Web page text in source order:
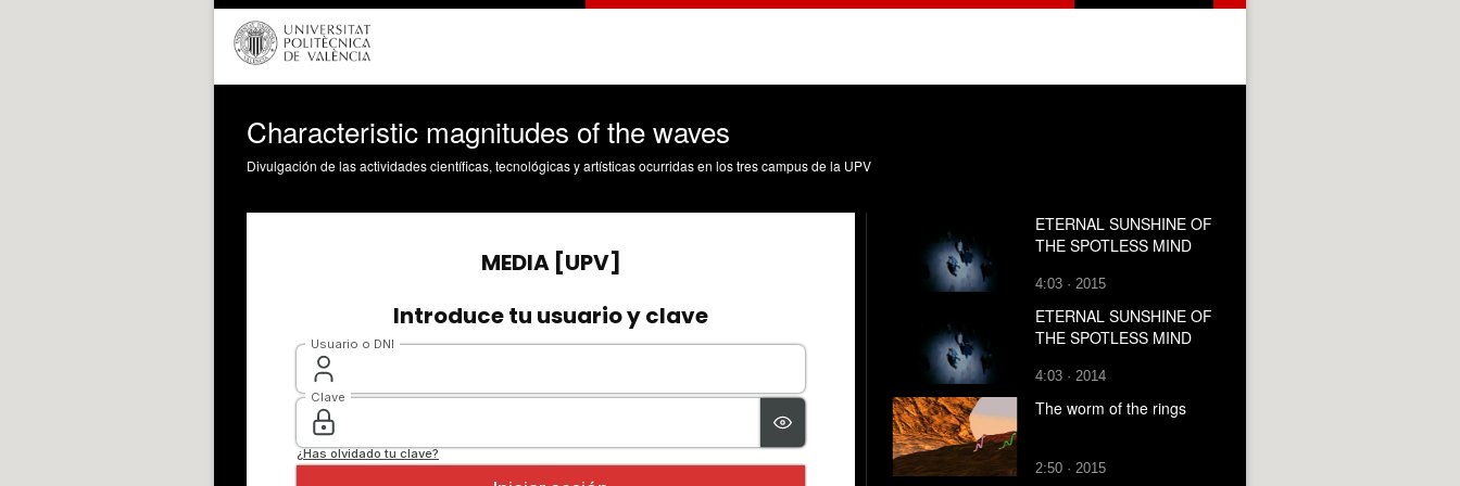
Characteristic magnitudes of the waves
Divulgación de las actividades científicas, tecnológicas y artísticas ocurridas en los tres campus de la UPV
ETERNAL SUNSHINE OF
THE SPOTLESS MIND
4:03 · 2015
ETERNAL SUNSHINE OF
THE SPOTLESS MIND
4:03 · 2014
The worm of the rings
2:50 · 2015